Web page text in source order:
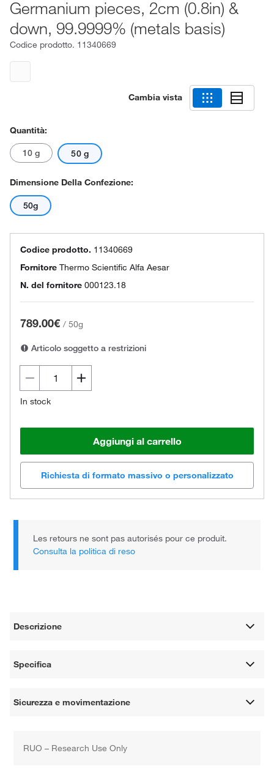
Germanium pieces, 2cm (0.8in) &
down, 99.9999% (metals basis)
Codice prodotto. 11340669
Cambia vista
Quantità:
10 g 50 g
Dimensione Della Confezione:
50g
Codice prodotto. 11340669
Fornitore Thermo Scientific Alfa Aesar
N. del fornitore 000123.18
789.00€ / 50g
Articolo soggetto a restrizioni
In stock
Aggiungi al carrello
Richiesta di formato massivo o personalizzato
Les retours ne sont pas autorisés pour ce produit.
Consulta la politica di reso
Descrizione
Specifica
Sicurezza e movimentazione
RUO – Research Use Only